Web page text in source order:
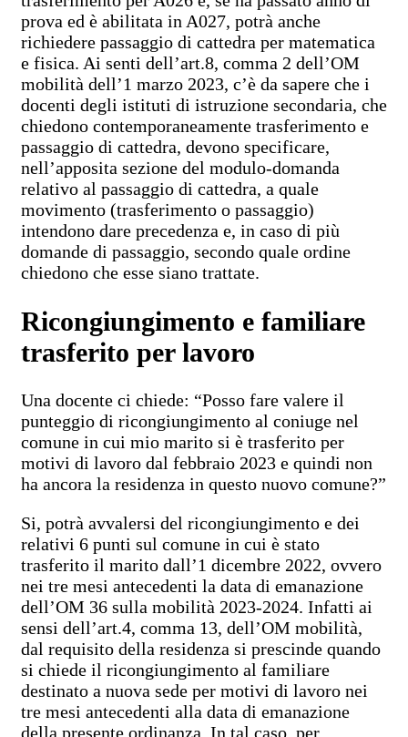
prova ed è abilitata in A027, potrà anche
richiedere passaggio di cattedra per matematica
e fisica. Ai senti dell’art.8, comma 2 dell’OM
mobilità dell’1 marzo 2023, c’è da sapere che i
docenti degli istituti di istruzione secondaria, che
chiedono contemporaneamente trasferimento e
passaggio di cattedra, devono specificare,
nell’apposita sezione del modulo-domanda
relativo al passaggio di cattedra, a quale
movimento (trasferimento o passaggio)
intendono dare precedenza e, in caso di più
domande di passaggio, secondo quale ordine
chiedono che esse siano trattate.
Ricongiungimento e familiare
trasferito per lavoro
Una docente ci chiede: “Posso fare valere il
punteggio di ricongiungimento al coniuge nel
comune in cui mio marito si è trasferito per
motivi di lavoro dal febbraio 2023 e quindi non
ha ancora la residenza in questo nuovo comune?”
Si, potrà avvalersi del ricongiungimento e dei
relativi 6 punti sul comune in cui è stato
trasferito il marito dall’1 dicembre 2022, ovvero
nei tre mesi antecedenti la data di emanazione
dell’OM 36 sulla mobilità 2023-2024. Infatti ai
sensi dell’art.4, comma 13, dell’OM mobilità,
dal requisito della residenza si prescinde quando
si chiede il ricongiungimento al familiare
destinato a nuova sede per motivi di lavoro nei
tre mesi antecedenti alla data di emanazione
della presente ordinanza. In tal caso, per